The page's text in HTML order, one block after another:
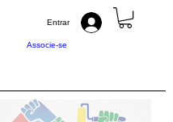
Associe-se
Entrar